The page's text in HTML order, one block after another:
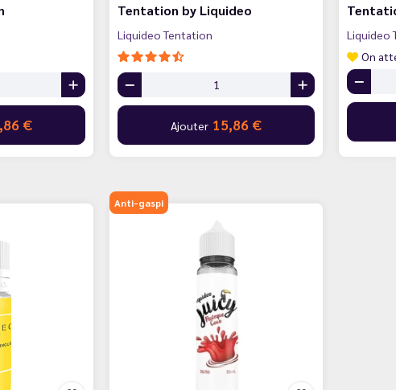
€
Tentation by Liquideo
Liquideo Tentation
Ajouter 15,86 €
Liquideo
On
Anti-gaspi